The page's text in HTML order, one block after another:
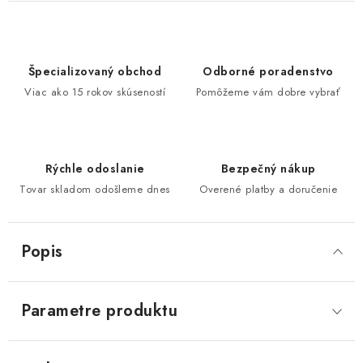
Špecializovaný obchod
Viac ako 15 rokov skúseností
Odborné poradenstvo
Pomôžeme vám dobre vybrať
Rýchle odoslanie
Tovar skladom odošleme dnes
Bezpečný nákup
Overené platby a doručenie
Popis
Parametre produktu